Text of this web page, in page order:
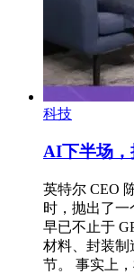
科技
AI下半场，
英特尔 CEO
时，抛出了
早已不止于
材料、封装制
节。 事实上